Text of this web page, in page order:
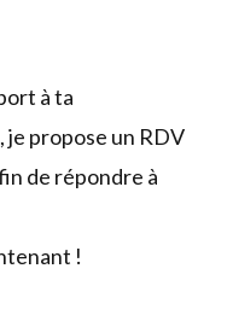
à ta
, je propose un RDV
de répondre à
!